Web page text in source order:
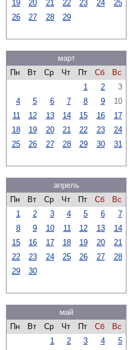
19 20 21 22 23 24
25
26
27 28 29
март
Пн
Вт Ср Чт Пт Сб
Вс
1
2
3
4
5 6 7 8 9
10
11
12 13 14 15 16
17
18
19 20 21 22 23
24
25
26 27 28 29 30 31
апрель
Пн
Вт Ср Чт Пт Сб
Вс
1
2 3 4 5 6
7
8
9 10 11 12 13
14
15
16 17 18 19 20
21
22
23 24 25 26 27
28
29
30
май
Пн
Вт Ср Чт Пт Сб
Вс
1
2 3 4
5